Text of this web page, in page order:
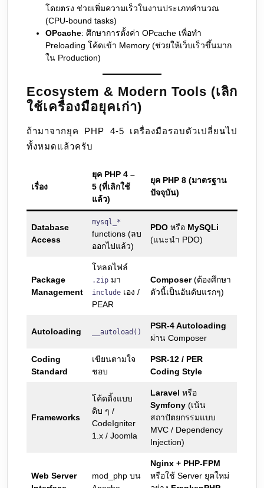
โดยตรง ช่วยเพิ่มความเร็วในงานประเภทคํานวณ
(CPU-bound tasks)
OPcache: ศึกษาการตั้งค่า OPcache เพื่อทำ
Preloading โค้ดเข้า Memory (ช่วยให้เว็บเร็วขึ้นมาก
ใน Production)
Ecosystem & Modern Tools (เลิก
ใช้เครื่องมือยุคเก่า)
ถ้ามาจากยุค PHP 4-5 เครื่องมือรอบตัวเปลี่ยนไป
ทั้งหมดแล้วครับ
เรื่อง
ยุค PHP 4 –
5 (ที่เลิกใช้
แล้ว)
ยุค PHP 8 (มาตรฐาน
ปัจจุบัน)
Database
Access
mysql_*
functions (ลบ
ออกไปแล้ว)
PDO หรือ MySQLi
(แนะนำ PDO)
Package
Management
โหลดไฟล์
.zip มา
include เอง /
PEAR
Composer(ต้องศึกษา
ตัวนี้เป็นอันดับแรกๆ)
Autoloading __autoload()
PSR-4 Autoloading
ผ่าน Composer
Coding
Standard
เขียนตามใจ
ชอบ
PSR-12 / PER
Coding Style
Frameworks
โค้ดดิ้งแบบ
ดิบ ๆ /
CodeIgniter
1.x / Joomla
Laravel หรือ
Symfony (เน้น
สถาปัตยกรรมแบบ
MVC / Dependency
Injection)
Web Server
mod_php บน
Nginx + PHP-FPM
หรือใช้ Server ยุคใหม่